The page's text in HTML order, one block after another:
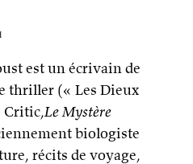
est un écrivain de
thriller (« Les Dieux
Critic,Le Mystère
biologiste
récits de voyage,